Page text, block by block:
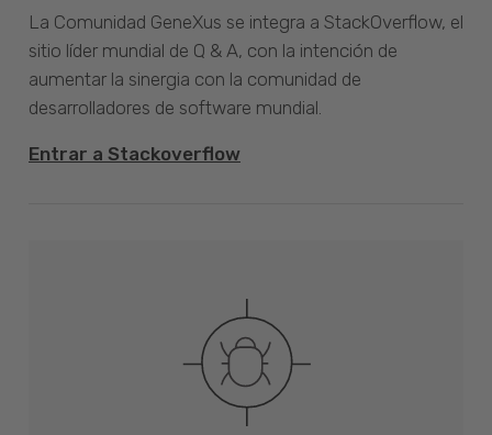
La Comunidad GeneXus se integra a StackOverflow, el
sitio líder mundial de Q & A, con la intención de
aumentar la sinergia con la comunidad de
desarrolladores de software mundial.
Entrar a Stackoverflow